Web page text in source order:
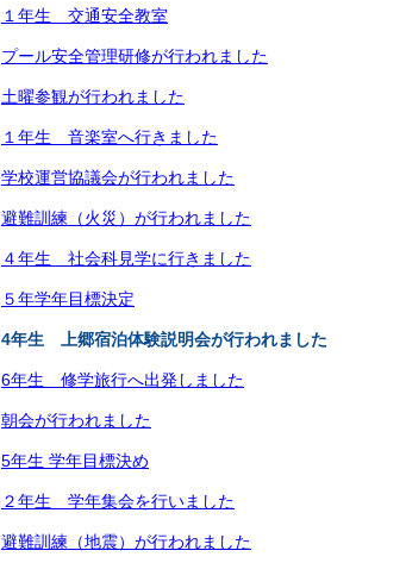
１年生 交通安全教室
プール安全管理研修が行われました
土曜参観が行われました
１年生 音楽室へ行きました
学校運営協議会が行われました
避難訓練（火災）が行われました
４年生 社会科見学に行きました
５年学年目標決定
4年生 上郷宿泊体験説明会が行われました
6年生 修学旅行へ出発しました
朝会が行われました
5年生 学年目標決め
２年生 学年集会を行いました
避難訓練（地震）が行われました